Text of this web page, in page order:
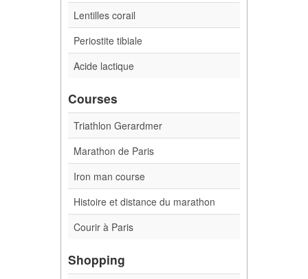
Lentilles corail
Periostite tibiale
Acide lactique
Courses
Triathlon Gerardmer
Marathon de Paris
Iron man course
Histoire et distance du marathon
Courir à Paris
Shopping